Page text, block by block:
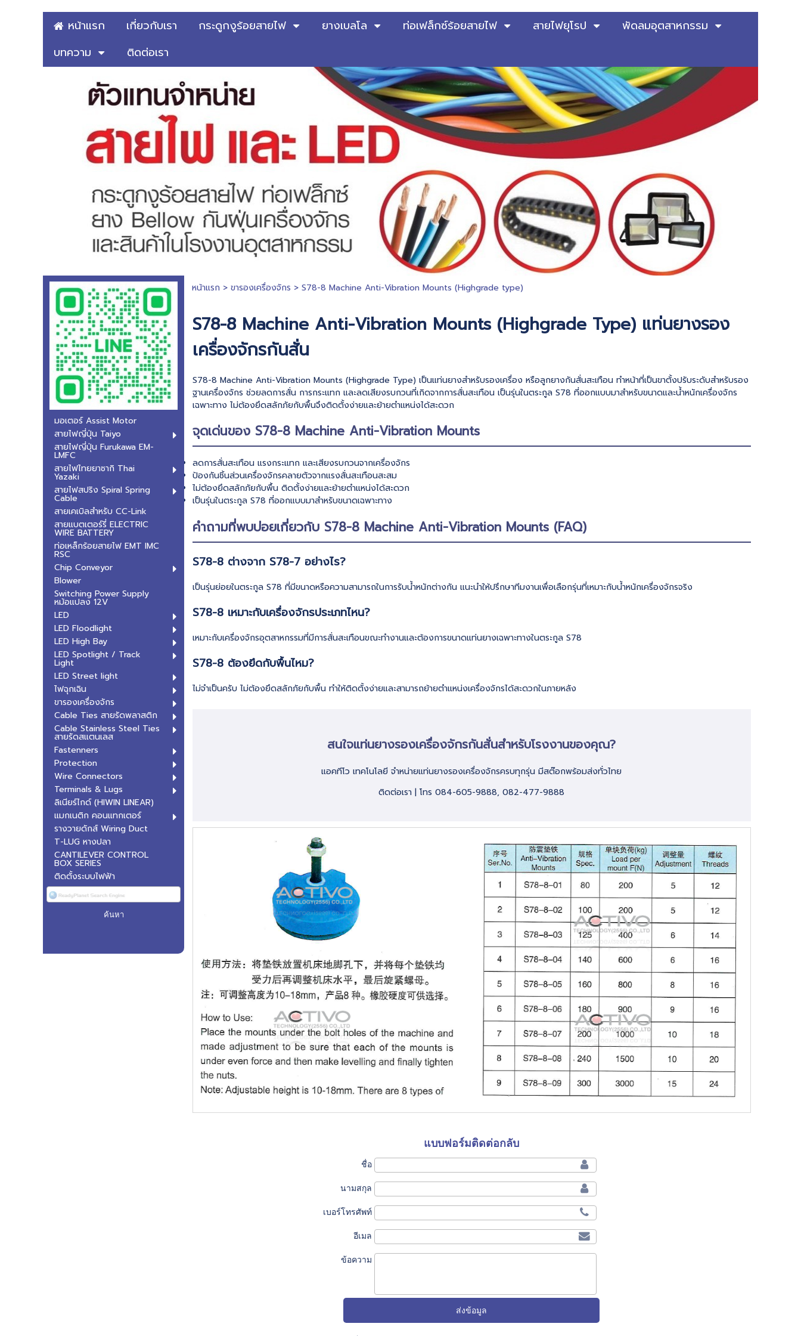
หน้าแรก เกี่ยวกับเรา กระดูกงูร้อยสายไฟ ยางเบลโล ท่อเฟล็กซ์ร้อยสายไฟ สายไฟยุโรป
พัดลมอุตสาหกรรม
บทความ
ติดต่อเรา
มอเตอร์ Assist Motor
สายไฟญี่ปุ่น Taiyo
สายไฟญี่ปุ่น Furukawa EM-
LMFC
สายไฟไทยยาซากิ Thai
Yazaki
สายไฟสปริง Spiral Spring
Cable
สายเคเบิลสำหรับ CC-Link
สายแบตเตอร์รี่ ELECTRIC
WIRE BATTERY
ท่อเหล็กร้อยสายไฟ EMT IMC
RSC
Chip Conveyor
Blower
Switching Power Supply
หม้อแปลง 12V
LED
LED Floodlight
LED High Bay
LED Spotlight / Track
Light
LED Street light
ไฟฉุกเฉิน
ขารองเครื่องจักร
Cable Ties สายรัดพลาสติก
Cable Stainless Steel Ties
สายรัดสแตนเลส
Fastenners
Protection
Wire Connectors
Terminals & Lugs
ลิเนียร์ไกด์ (HIWIN LINEAR)
แมกเนติก คอนแทกเตอร์
รางวายดักส์ Wiring Duct
T-LUG หางปลา
CANTILEVER CONTROL
BOX SERIES
ติดตั้งระบบไฟฟ้า
หน้าแรก > ขารองเครื่องจักร > S78-8 Machine Anti-Vibration Mounts (Highgrade type)
S78-8 Machine Anti-Vibration Mounts (Highgrade Type) แท่นยางรอง
เครื่องจักรกันสั่น
S78-8 Machine Anti-Vibration Mounts (Highgrade Type) เป็นแท่นยางสำหรับรองเครื่อง หรือลูกยางกันสั่นสะเทือน ทำหน้าที่เป็นขาตั้งปรับระดับสำหรับรอง
ฐานเครื่องจักร ช่วยลดการสั่น การกระแทก และลดเสียงรบกวนที่เกิดจากการสั่นสะเทือน เป็นรุ่นในตระกูล S78 ที่ออกแบบมาสำหรับขนาดและน้ำหนักเครื่องจักร
เฉพาะทาง ไม่ต้องยึดสลักภัยกับพื้นจึงติดตั้งง่ายและย้ายตำแหน่งได้สะดวก
จุดเด่นของ S78-8 Machine Anti-Vibration Mounts
ลดการสั่นสะเทือน แรงกระแทก และเสียงรบกวนจากเครื่องจักร
ป้องกันชิ้นส่วนเครื่องจักรคลายตัวจากแรงสั่นสะเทือนสะสม
ไม่ต้องยึดสลักภัยกับพื้น ติดตั้งง่ายและย้ายตำแหน่งได้สะดวก
เป็นรุ่นในตระกูล S78 ที่ออกแบบมาสำหรับขนาดเฉพาะทาง
คำถามที่พบบ่อยเกี่ยวกับ S78-8 Machine Anti-Vibration Mounts (FAQ)
S78-8 ต่างจาก S78-7 อย่างไร?
เป็นรุ่นย่อยในตระกูล S78 ที่มีขนาดหรือความสามารถในการรับน้ำหนักต่างกัน แนะนำให้ปรึกษาทีมงานเพื่อเลือกรุ่นที่เหมาะกับน้ำหนักเครื่องจักรจริง
S78-8 เหมาะกับเครื่องจักรประเภทไหน?
เหมาะกับเครื่องจักรอุตสาหกรรมที่มีการสั่นสะเทือนขณะทำงานและต้องการขนาดแท่นยางเฉพาะทางในตระกูล S78
S78-8 ต้องยึดกับพื้นไหม?
ไม่จำเป็นครับ ไม่ต้องยึดสลักภัยกับพื้น ทำให้ติดตั้งง่ายและสามารถย้ายตำแหน่งเครื่องจักรได้สะดวกในภายหลัง
สนใจแท่นยางรองเครื่องจักรกันสั่นสำหรับโรงงานของคุณ?
แอคทีโว เทคโนโลยี จำหน่ายแท่นยางรองเครื่องจักรครบทุกรุ่น มีสต๊อกพร้อมส่งทั่วไทย
ติดต่อเรา | โทร 084-605-9888, 082-477-9888
แบบฟอร์มติดต่อกลับ
ชื่อ
นามสกุล
เบอร์โทรศัพท์
อีเมล
ข้อความ